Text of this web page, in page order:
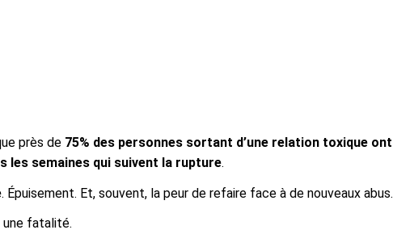
près de 75% des personnes sortant d’une relation toxique ont
les semaines qui suivent la rupture.
. Épuisement. Et, souvent, la peur de refaire face à de nouveaux abus.
une fatalité.